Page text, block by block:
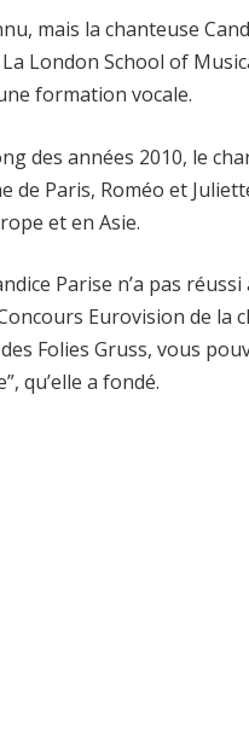
mais la chanteuse
La London School of
formation vocale.
des années 2010, le
de Paris, Roméo et
et en Asie.
Parise n’a pas
Eurovision de la
Folies Gruss, vous
qu’elle a fondé.